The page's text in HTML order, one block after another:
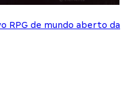
RPG de mundo aberto da